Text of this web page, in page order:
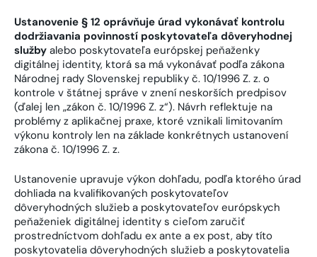
Ustanovenie § 12 oprávňuje úrad vykonávať kontrolu
dodržiavania povinností poskytovateľa dôveryhodnej
služby alebo poskytovateľa európskej peňaženky
digitálnej identity, ktorá sa má vykonávať podľa zákona
Národnej rady Slovenskej republiky č. 10/1996 Z. z. o
kontrole v štátnej správe v znení neskorších predpisov
(ďalej len „zákon č. 10/1996 Z. z“). Návrh reflektuje na
problémy z aplikačnej praxe, ktoré vznikali limitovaním
výkonu kontroly len na základe konkrétnych ustanovení
zákona č. 10/1996 Z. z.
Ustanovenie upravuje výkon dohľadu, podľa ktorého úrad
dohliada na kvalifikovaných poskytovateľov
dôveryhodných služieb a poskytovateľov európskych
peňaženiek digitálnej identity s cieľom zaručiť
prostredníctvom dohľadu ex ante a ex post, aby títo
poskytovatelia dôveryhodných služieb a poskytovatelia